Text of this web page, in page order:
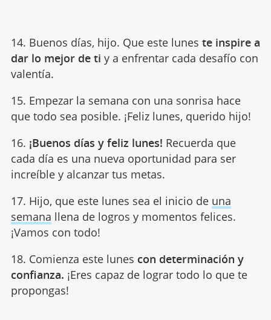
14. Buenos días, hijo. Que este lunes te inspire a
dar lo mejor de ti y a enfrentar cada desafío con
valentía.
15. Empezar la semana con una sonrisa hace
que todo sea posible. ¡Feliz lunes, querido hijo!
16. ¡Buenos días y feliz lunes! Recuerda que
cada día es una nueva oportunidad para ser
increíble y alcanzar tus metas.
17. Hijo, que este lunes sea el inicio de una
semana llena de logros y momentos felices.
¡Vamos con todo!
18. Comienza este lunes con determinación y
confianza. ¡Eres capaz de lograr todo lo que te
propongas!